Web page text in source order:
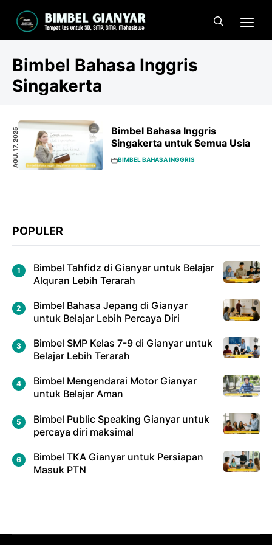
isi
Bimbel Bahasa Inggris
Singakerta
AGU. 17, 2025
Bimbel Bahasa Inggris
Singakerta untuk Semua Usia
BIMBEL BAHASA INGGRIS
POPULER
Bimbel Tahfidz di Gianyar untuk Belajar
Alquran Lebih Terarah
Bimbel Bahasa Jepang di Gianyar
untuk Belajar Lebih Percaya Diri
Bimbel SMP Kelas 7-9 di Gianyar untuk
Belajar Lebih Terarah
Bimbel Mengendarai Motor Gianyar
untuk Belajar Aman
Bimbel Public Speaking Gianyar untuk
percaya diri maksimal
Bimbel TKA Gianyar untuk Persiapan
Masuk PTN